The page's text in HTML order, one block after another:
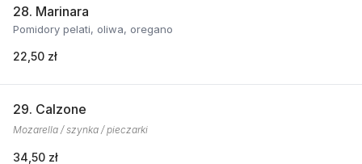
28. Marinara
Pomidory pelati, oliwa, oregano
22,50 zł
29. Calzone
Mozarella / szynka / pieczarki
34,50 zł